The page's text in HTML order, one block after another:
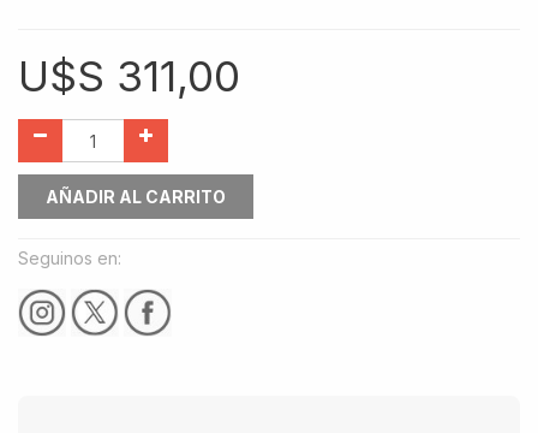
U$S 311,00
AÑADIR AL CARRITO
Seguinos en: